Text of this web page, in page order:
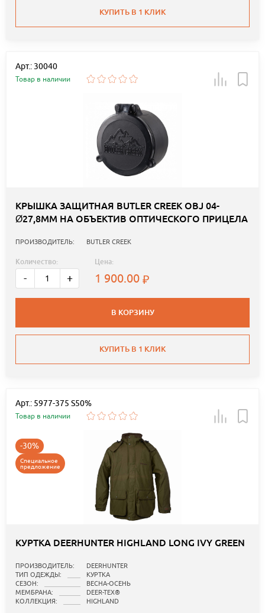
КУПИТЬ В 1 КЛИК
Арт.: 30040
Товар в наличии
КРЫШКА ЗАЩИТНАЯ BUTLER CREEK OBJ 04-
Ø27,8ММ НА ОБЪЕКТИВ ОПТИЧЕСКОГО ПРИЦЕЛА
ПРОИЗВОДИТЕЛЬ: BUTLER CREEK
Количество:
- +
Цена:
1 900.00
В КОРЗИНУ
КУПИТЬ В 1 КЛИК
Арт.: 5977-375 S50%
Товар в наличии
-30%
Специальное
предложение
КУРТКА DEERHUNTER HIGHLAND LONG IVY GREEN
ПРОИЗВОДИТЕЛЬ:
DEERHUNTER
ТИП ОДЕЖДЫ:
КУРТКА
СЕЗОН:
ВЕСНА-ОСЕНЬ
МЕМБРАНА:
DEER-TEX®
КОЛЛЕКЦИЯ:
HIGHLAND